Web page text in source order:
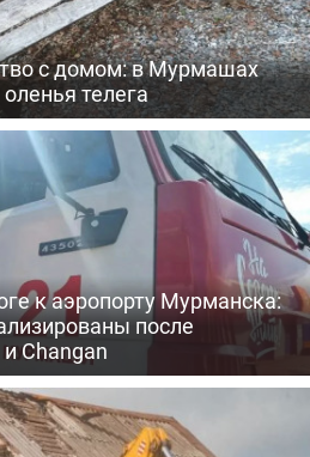
с домом: в Мурмашах
телега
к аэропорту Мурманска:
после
Changan